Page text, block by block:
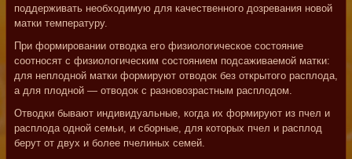
поддерживать необходимую для качественного дозревания новой
матки температуру.
При формировании отводка его физиологическое состояние
соотносят с физиологическим состоянием подсаживаемой матки:
для неплодной матки формируют отводок без открытого расплода,
а для плодной — отводок с разновозрастным расплодом.
Отводки бывают индивидуальные, когда их формируют из пчел и
расплода одной семьи, и сборные, для которых пчел и расплод
берут от двух и более пчелиных семей.